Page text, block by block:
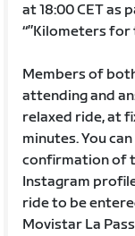
at 18:00 CET as
“”Kilometers for
Members of
attending and
relaxed ride, at
minutes. You
confirmation of
Instagram
ride to be
Movistar La